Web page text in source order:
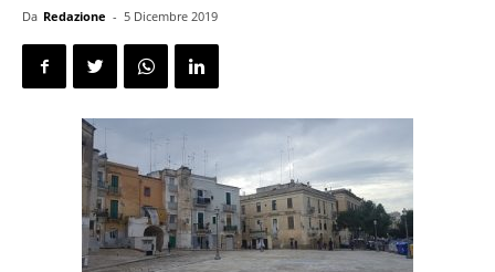
Da Redazione - 5 Dicembre 2019